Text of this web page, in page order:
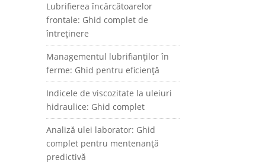
Lubrifierea încărcătoarelor
frontale: Ghid complet de
întreținere
Managementul lubrifianților în
ferme: Ghid pentru eficiență
Indicele de viscozitate la uleiuri
hidraulice: Ghid complet
Analiză ulei laborator: Ghid
complet pentru mentenanță
predictivă